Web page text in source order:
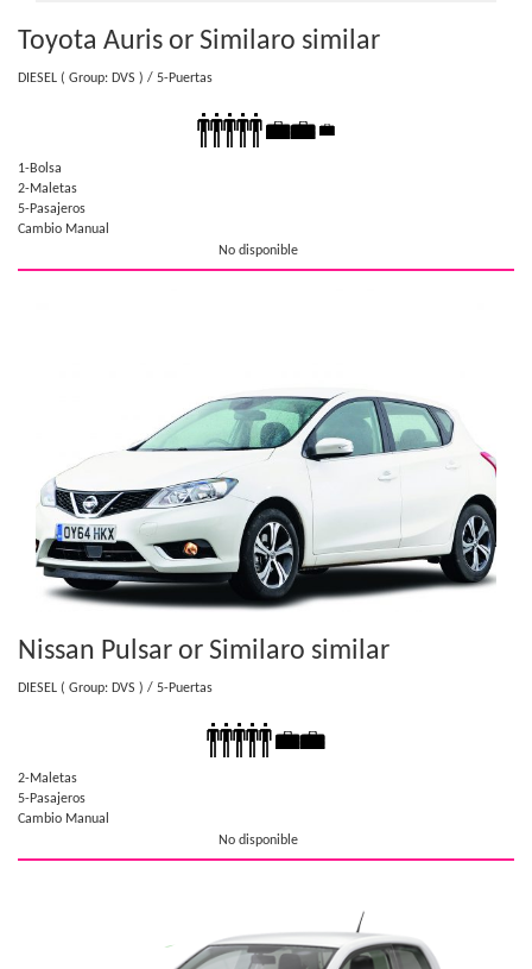
Toyota Auris or Similaro similar
DIESEL ( Group: DVS ) / 5-Puertas
1-Bolsa
2-Maletas
5-Pasajeros
Cambio Manual
No disponible
Nissan Pulsar or Similaro similar
DIESEL ( Group: DVS ) / 5-Puertas
2-Maletas
5-Pasajeros
Cambio Manual
No disponible